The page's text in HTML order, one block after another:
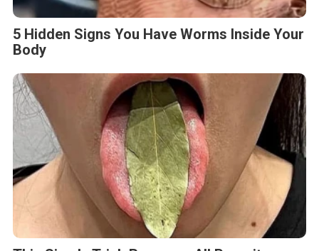
5 Hidden Signs You Have Worms Inside Your
Body